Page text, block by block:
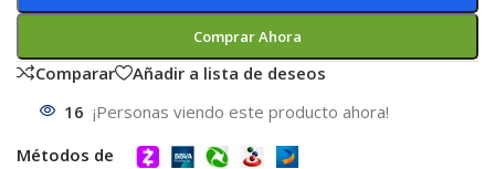
Comprar Ahora
Comparar
Añadir a lista de deseos
16 ¡Personas viendo este producto ahora!
Métodos de